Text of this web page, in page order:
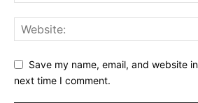
Save my name, email, and website
next time I comment.